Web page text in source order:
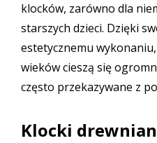
klocków, zarówno dla
starszych dzieci. Dzięki
estetycznemu
wieków cieszą się
często przekazywane z
Klocki